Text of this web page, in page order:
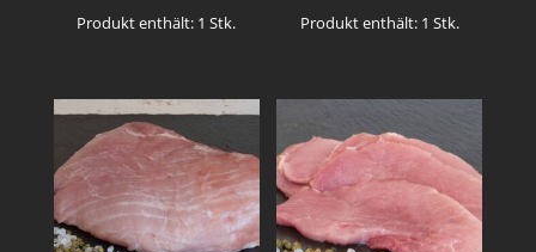
Produkt enthält: 1Stk. Produkt enthält: 1 Stk.